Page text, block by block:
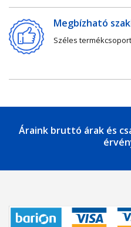
Megbízható
Széles
Áraink bruttó árak és